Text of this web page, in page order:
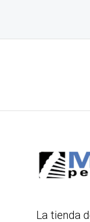
La tienda